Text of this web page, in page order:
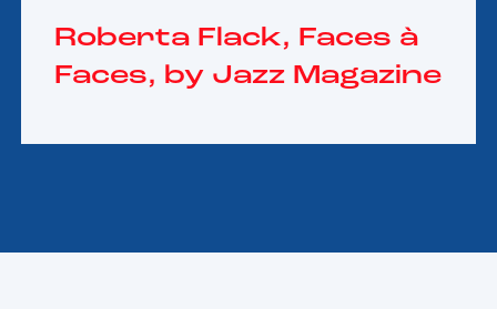
Roberta Flack, Faces à
Faces, by Jazz Magazine